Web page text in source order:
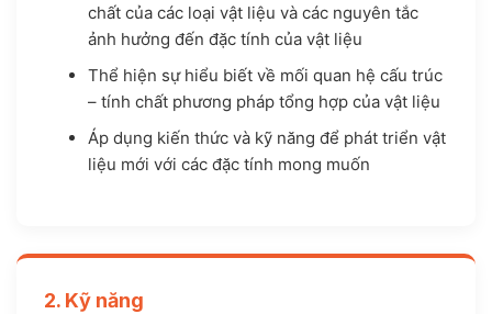
chất của các loại vật liệu và các nguyên tắc
ảnh hưởng đến đặc tính của vật liệu
Thể hiện sự hiểu biết về mối quan hệ cấu trúc
– tính chất phương pháp tổng hợp của vật liệu
Áp dụng kiến thức và kỹ năng để phát triển vật
liệu mới với các đặc tính mong muốn
2. Kỹ năng